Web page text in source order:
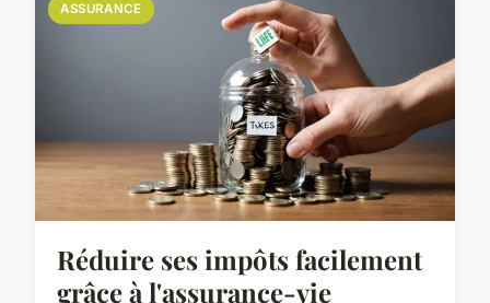
ASSURANCE
Réduire ses impôts facilement
grâce à l'assurance-vie